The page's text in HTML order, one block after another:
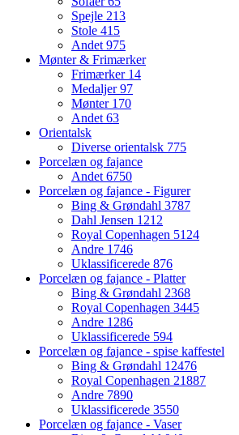
Spejle 213
Stole 415
Andet975
Mønter & Frimærker
Frimærker 14
Medaljer97
Mønter 170
Andet63
Orientalsk
Diverse orientalsk 775
Porcelæn og fajance
Andet6750
Porcelæn og fajance - Figurer
Bing & Grøndahl 3787
Dahl Jensen 1212
Royal Copenhagen 5124
Andre 1746
Uklassificerede 876
Porcelæn og fajance - Platter
Bing & Grøndahl 2368
Royal Copenhagen 3445
Andre 1286
Uklassificerede 594
Porcelæn og fajance - spise kaffestel
Bing & Grøndahl 12476
Royal Copenhagen 21887
Andre 7890
Uklassificerede 3550
Porcelæn og fajance - Vaser